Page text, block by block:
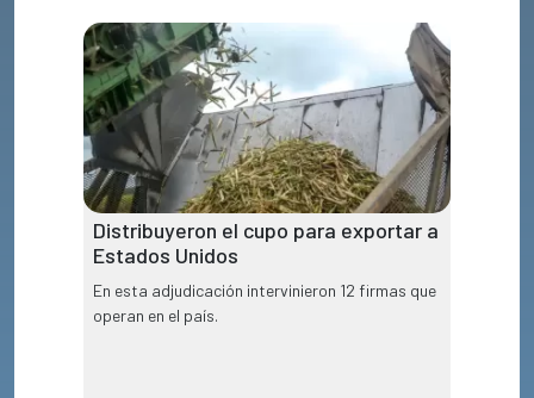
Distribuyeron el cupo para exportar a
Estados Unidos
En esta adjudicación intervinieron 12 firmas que
operan en el país.